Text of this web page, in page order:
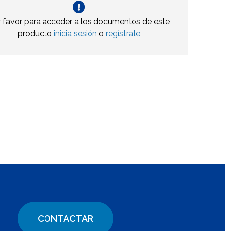
favor para acceder a los documentos de este
producto inicia sesión o regístrate
CONTACTAR